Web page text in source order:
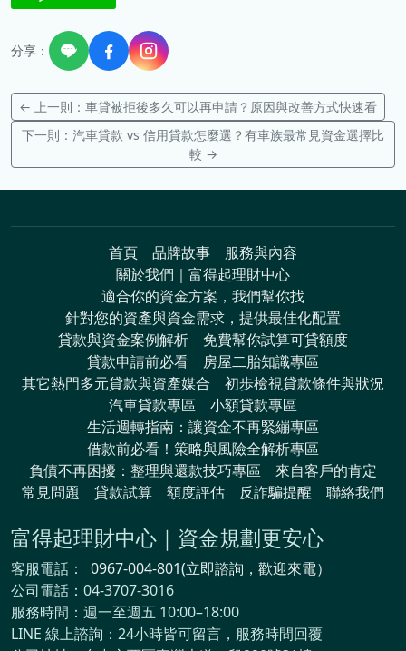
分享：
← 上一則：車貸被拒後多久可以再申請？原因與改善方式快速看
下一則：汽車貸款 vs 信用貸款怎麼選？有車族最常見資金選擇比
較 →
首頁 品牌故事
服務與內容
關於我們｜富得起理財中心
適合你的資金方案，我們幫你找
針對您的資產與資金需求，提供最佳化配置
貸款與資金案例解析
免費幫你試算可貸額度
貸款申請前必看
房屋二胎知識專區
其它熱門多元貸款與資產媒合
初歩檢視貸款條件與狀況
汽車貸款專區
小額貸款專區
生活週轉指南：讓資金不再緊繃專區
借款前必看！策略與風險全解析專區
負債不再困擾：整理與還款技巧專區
來自客戶的肯定
常見問題
貸款試算 額度評估 反詐騙提醒 聯絡我們
富得起理財中心｜資金規劃更安心
客服電話：
0967-004-801(立即諮詢，歡迎來電）
公司電話：04-3707-3016
服務時間：週一至週五 10:00–18:00
LINE 線上諮詢：24小時皆可留言，服務時間回覆